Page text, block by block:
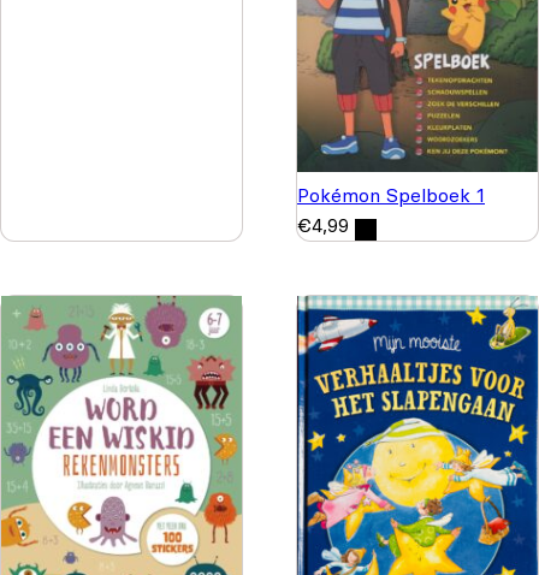
Pokémon Spelboek 1
€4,99